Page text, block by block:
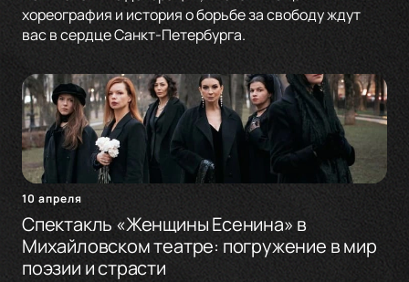
хореография и история о борьбе за свободу ждут
вас в сердце Санкт-Петербурга.
10 апреля
Спектакль «Женщины Есенина» в
Михайловском театре: погружение в мир
поэзии и страсти